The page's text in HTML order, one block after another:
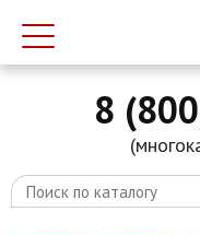
8